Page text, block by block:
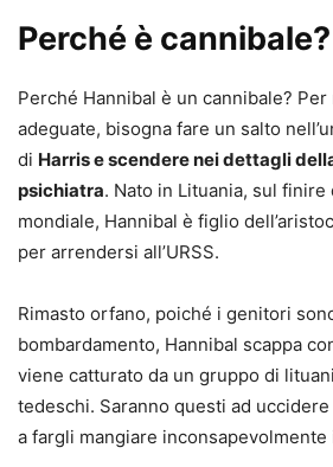
Perché è cannibale?
Perché Hannibal è un cannibale?
adeguate, bisogna fare un salto
di Harris e scendere nei dettagli
psichiatra. Nato in Lituania, sul
mondiale, Hannibal è figlio
per arrendersi all’URSS.
Rimasto orfano, poiché i genitori
bombardamento, Hannibal scappa
viene catturato da un gruppo di
tedeschi. Saranno questi ad
a fargli mangiare inconsapevolmente